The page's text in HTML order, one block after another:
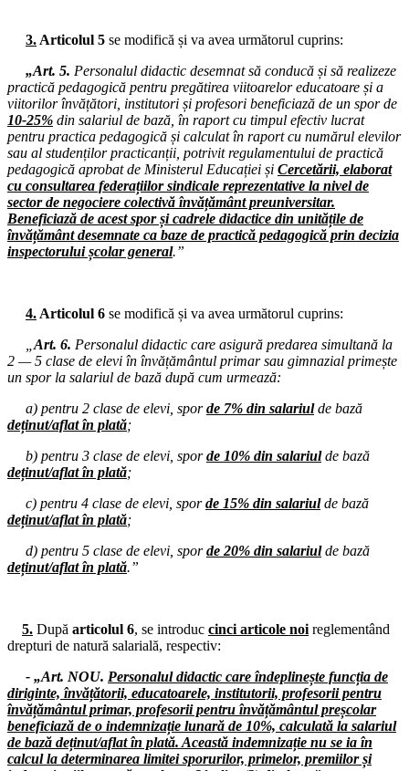
14.04.2025
09.04.2025
Comisia de dialog social de la nivelul Instituției Prefectului
08.04.2025
Consiliul de administrație al I.S.J. Hunedoara
02.04.2025
Conferința Anuală a C.A.R. (I.F.N.) S.I.P. Hunedoara
02.04.2025
Consiliul Liderilor S.I.P. Județul Hunedoara
Consiliul de administrație al I.S.J. Hunedoara
24.03.2025
Consiliul de administrație al I.S.J. Hunedoara
17.03.2025
Consiliul de administrație al I.S.J. Hunedoara
14.03.2025
Consiliul de administrație al I.S.J. Hunedoara
12.03.2025
Consiliul de administrație al I.S.J. Hunedoara
10.03.2025
05.03.2025
Dezbaterea publică privind proiectele planurilor-cadru pentru
27.02.2025
Dezbaterea publică privind proiectele planurilor-cadru pentru
învățământul liceal organizată de I.S.J. Hunedoara
27.02.2025
3. Articolul 5 se modifică și va avea următorul cuprins:
„Art. 5. Personalul didactic desemnat să conducă și să realizeze
practică pedagogică pentru pregătirea viitoarelor educatoare și a
viitorilor învățători, institutori și profesori beneficiază de un spor de
10-25% din salariul de bază, în raport cu timpul efectiv lucrat
pentru practica pedagogică și calculat în raport cu numărul elevilor
sau al studenților practicanții, potrivit regulamentului de practică
pedagogică aprobat de Ministerul Educației și Cercetării, elaborat
cu consultarea federațiilor sindicale reprezentative la nivel de
sector de negociere colectivă învățământ preuniversitar.
Beneficiază de acest spor și cadrele didactice din unitățile de
învățământ desemnate ca baze de practică pedagogică prin decizia
inspectorului școlar general.”
4. Articolul 6 se modifică și va avea următorul cuprins:
Art. 6. Personalul didactic care asigură predarea simultană la
2 — 5 clase de elevi în învățământul primar sau gimnazial primește
un spor la salariul de bază după cum urmează:
a) pentru 2 clase de elevi, sporde 7% din salariul de bază
deținut/aflat în plată;
b) pentru 3 clase de elevi, sporde 10% din salariulde bază
deținut/aflat în plată;
c) pentru 4 clase de elevi, sporde 15% din salariulde bază
deținut/aflat în plată;
d) pentru 5 clase de elevi, sporde 20% din salariulde bază
deținut/aflat în plată.”
5. După articolul 6, se introduc cinci articole noi reglementând
drepturi de natură salarială, respectiv:
- „Art. NOU. Personalul didactic care îndeplinește funcția de
diriginte, învățătorii, educatoarele, institutorii, profesorii pentru
învățământul primar, profesorii pentru învățământul preșcolar
beneficiază de o indemnizație lunară de 10%, calculată la salariul
de bază deținut/aflat în plată. Această indemnizație nu se ia în
calcul la determinarea limitei sporurilor, primelor, premiilor și